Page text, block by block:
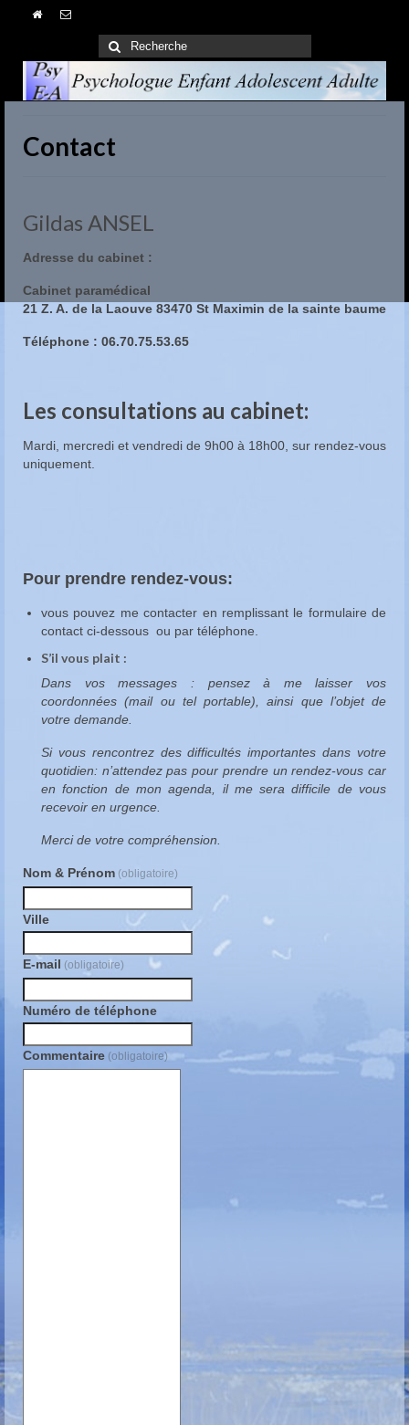
Rechercher
:
Contact
Gildas ANSEL
Adresse du cabinet :
Cabinet paramédical
21 Z. A. de la Laouve 83470 St Maximin de la sainte baume
Téléphone : 06.70.75.53.65
Les consultations au cabinet:
Mardi, mercredi et vendredi de 9h00 à 18h00, sur rendez-vous
uniquement.
Pour prendre rendez-vous:
vous pouvez me contacter en remplissant le formulaire de
contact ci-dessous ou par téléphone.
S’il vous plait :
Dans vos messages : pensez à me laisser vos
coordonnées (mail ou tel portable), ainsi que l’objet de
votre demande.
Si vous rencontrez des difficultés importantes dans votre
quotidien: n’attendez pas pour prendre un rendez-vous car
en fonction de mon agenda, il me sera difficile de vous
recevoir en urgence.
Merci de votre compréhension.
Nom & Prénom (obligatoire)
Ville
E-mail (obligatoire)
Numéro de téléphone
Commentaire (obligatoire)